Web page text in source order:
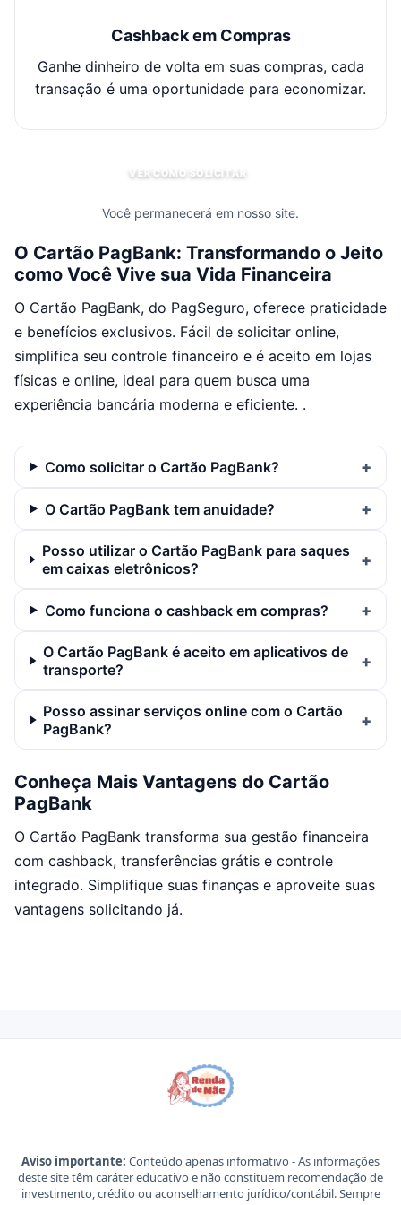
Cashback em Compras
Ganhe dinheiro de volta em suas compras, cada
transação é uma oportunidade para economizar.
VER COMO SOLICITAR
Você permanecerá em nosso site.
O Cartão PagBank: Transformando o Jeito
como Você Vive sua Vida Financeira
O Cartão PagBank, do PagSeguro, oferece praticidade
e benefícios exclusivos. Fácil de solicitar online,
simplifica seu controle financeiro e é aceito em lojas
físicas e online, ideal para quem busca uma
experiência bancária moderna e eficiente. .
Como solicitar o Cartão PagBank?
O Cartão PagBank tem anuidade?
Posso utilizar o Cartão PagBank para saques
em caixas eletrônicos?
Como funciona o cashback em compras?
O Cartão PagBank é aceito em aplicativos de
transporte?
Posso assinar serviços online com o Cartão
PagBank?
Conheça Mais Vantagens do Cartão
PagBank
O Cartão PagBank transforma sua gestão financeira
com cashback, transferências grátis e controle
integrado. Simplifique suas finanças e aproveite suas
vantagens solicitando já.
Aviso importante: Conteúdo apenas informativo - As informações
deste site têm caráter educativo e não constituem recomendação de
investimento, crédito ou aconselhamento jurídico/contábil. Sempre